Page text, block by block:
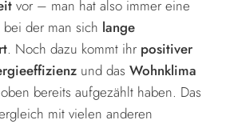
vor – man hat also immer eine
bei der man sich lange
. Noch dazu kommt ihr positiver
und dasWohnklima
bereits aufgezählt haben. Das
mit vielen anderen